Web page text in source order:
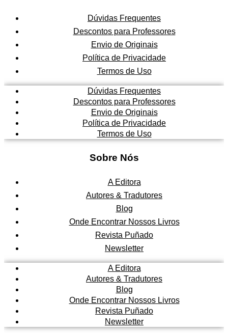
Dúvidas Frequentes
Descontos para Professores
Envio de Originais
Política de Privacidade
Termos de Uso
Dúvidas Frequentes
Descontos para Professores
Envio de Originais
Política de Privacidade
Termos de Uso
Sobre Nós
A Editora
Autores & Tradutores
Blog
Onde Encontrar Nossos Livros
Revista Puñado
Newsletter
A Editora
Autores & Tradutores
Blog
Onde Encontrar Nossos Livros
Revista Puñado
Newsletter